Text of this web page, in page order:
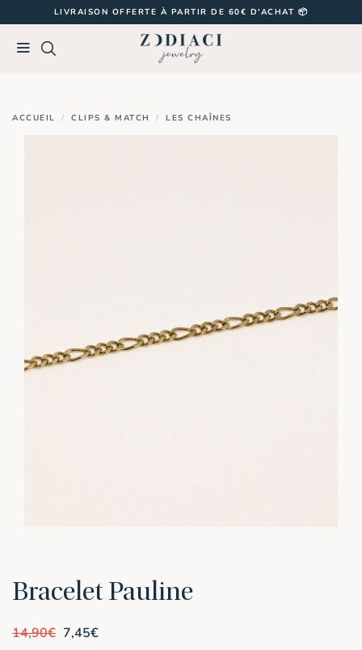
au
contenu
LIVRAISON OFFERTE À PARTIR DE 60€ D'ACHAT 📦
ACCUEIL / CLIPS & MATCH / LES CHAÎNES
Bracelet Pauline
14,90€ Le
7,45€Le